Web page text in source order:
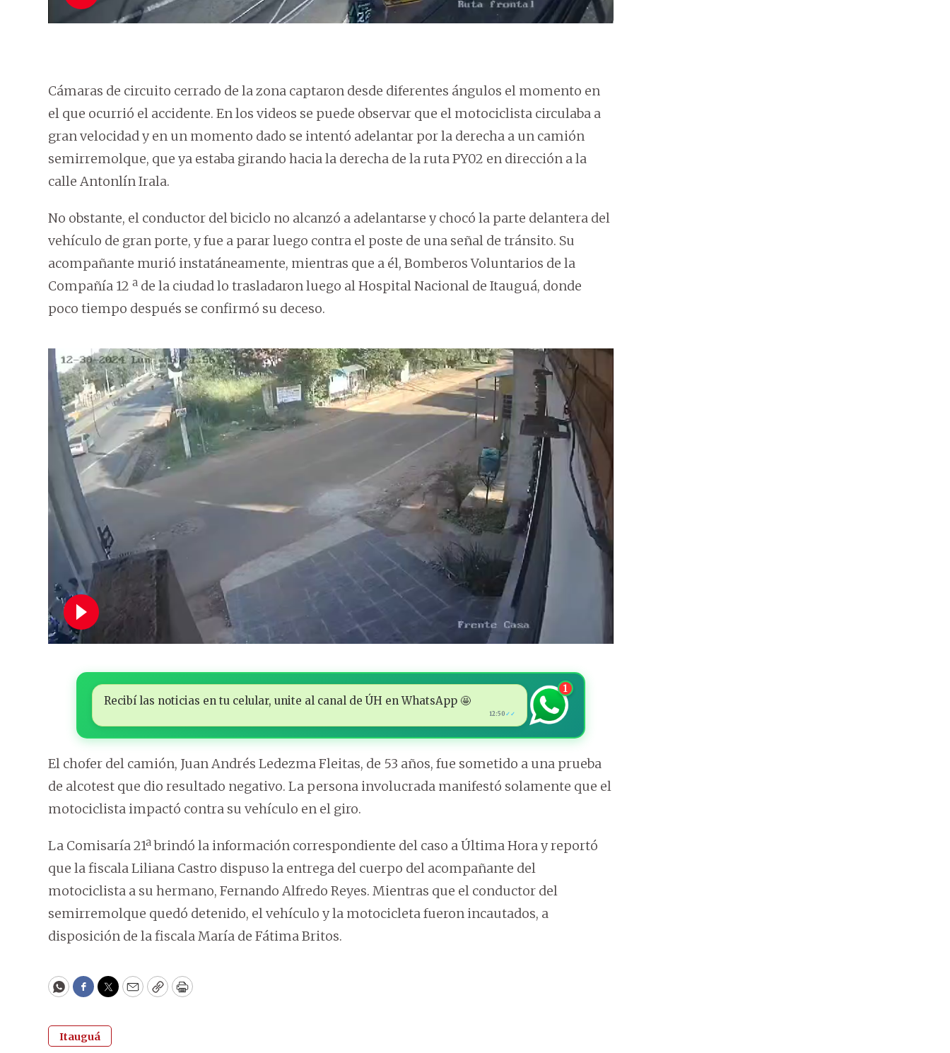
Cámaras de circuito cerrado de la zona captaron desde diferentes ángulos el momento en
el que ocurrió el accidente. En los videos se puede observar que el motociclista circulaba a
gran velocidad y en un momento dado se intentó adelantar por la derecha a un camión
semirremolque, que ya estaba girando hacia la derecha de la ruta PY02 en dirección a la
calle Antonlín Irala.
No obstante, el conductor del biciclo no alcanzó a adelantarse y chocó la parte delantera del
vehículo de gran porte, y fue a parar luego contra el poste de una señal de tránsito. Su
acompañante murió instatáneamente, mientras que a él, Bomberos Voluntarios de la
Compañía 12 ª de la ciudad lo trasladaron luego al Hospital Nacional de Itauguá, donde
poco tiempo después se confirmó su deceso.
Recibí las noticias en tu celular, unite al canal de ÚH en WhatsApp 🤩
12:50 ✓✓
1
El chofer del camión, Juan Andrés Ledezma Fleitas, de 53 años, fue sometido a una prueba
de alcotest que dio resultado negativo. La persona involucrada manifestó solamente que el
motociclista impactó contra su vehículo en el giro.
La Comisaría 21ª brindó la información correspondiente del caso a Última Hora y reportó
que la fiscala Liliana Castro dispuso la entrega del cuerpo del acompañante del
motociclista a su hermano, Fernando Alfredo Reyes. Mientras que el conductor del
semirremolque quedó detenido, el vehículo y la motocicleta fueron incautados, a
disposición de la fiscala María de Fátima Britos.
WhatsApp
Facebook
Twitter
EmailCopyPrint
Itauguá